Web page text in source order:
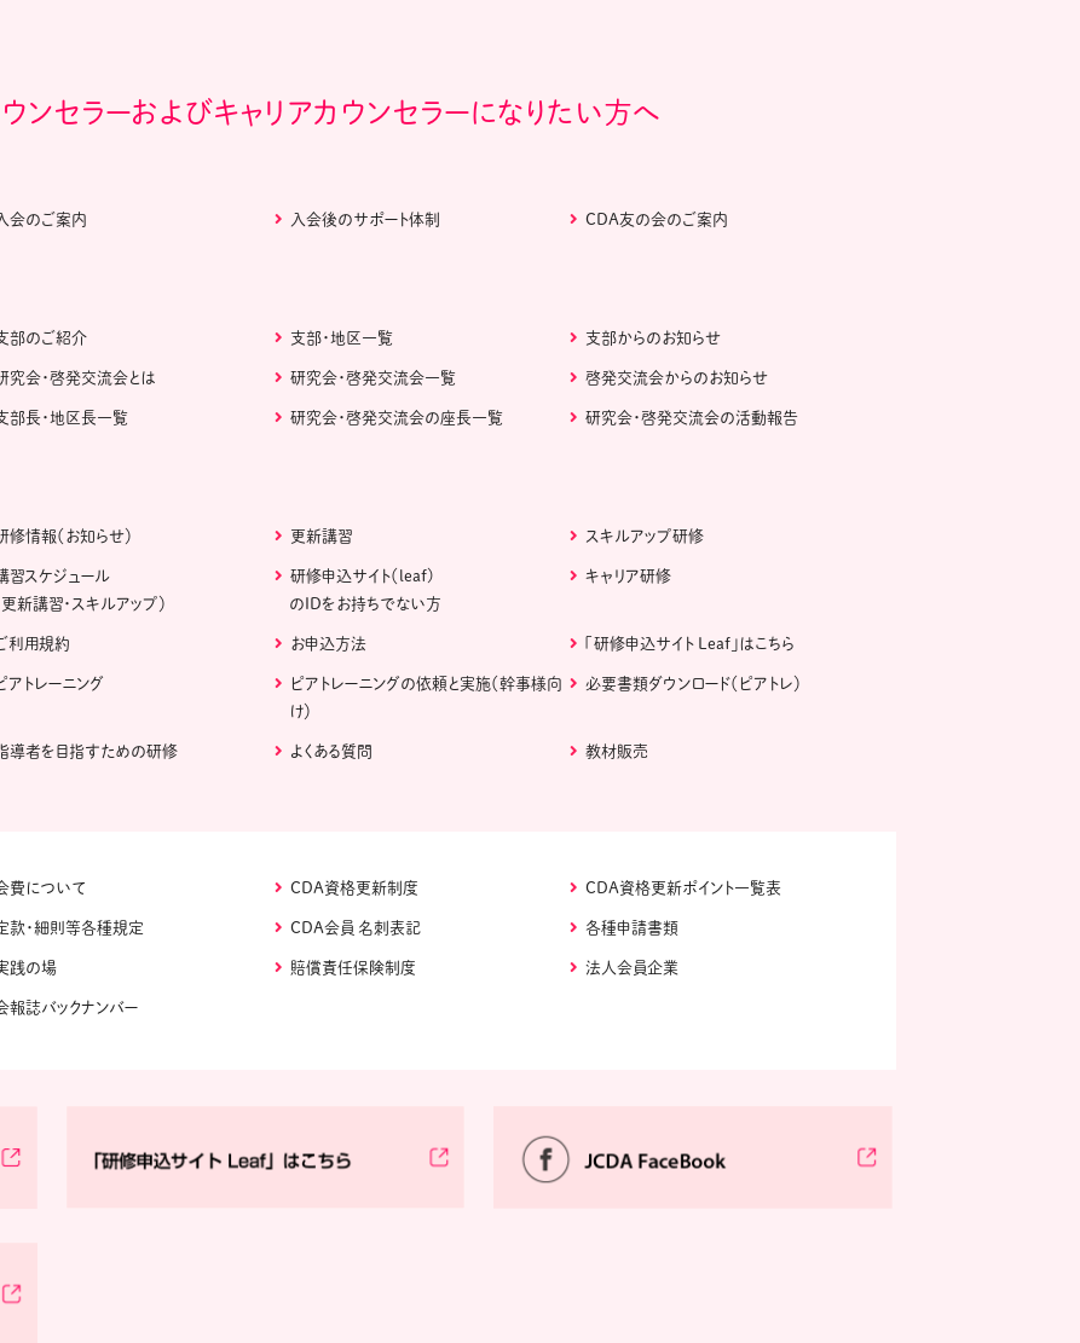
ンセラーおよびキャリアカウンセラーになりたい方へ
会のご案内 入会後のサポート体制 CDA友の会のご案内
部のご紹介 支部・地区一覧 支部からのお知らせ
究会・啓発交流会とは 研究会・啓発交流会一覧 啓発交流会からのお知らせ
部長・地区長一覧 研究会・啓発交流会の座長一覧 研究会・啓発交流会の活動報告
修情報（お知らせ） 更新講習 スキルアップ研修
習スケジュール
更新講習・スキルアップ）
研修申込サイト（leaf)
のIDをお持ちでない方
キャリア研修
利用規約 お申込方法 「研修申込サイト Leaf」はこちら
アトレーニング
ピアトレーニングの依頼と実施（幹事様向
け）
必要書類ダウンロード（ピアトレ）
導者を目指すための研修 よくある質問 教材販売
費について CDA資格更新制度 CDA資格更新ポイント一覧表
款・細則等各種規定 CDA会員 名刺表記 各種申請書類
践の場 賠償責任保険制度 法人会員企業
報誌バックナンバー